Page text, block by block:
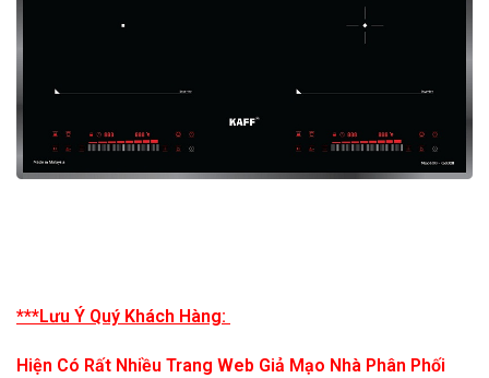
***Lưu Ý Quý Khách Hàng:
Hiện Có Rất Nhiều Trang Web Giả Mạo Nhà Phân Phối